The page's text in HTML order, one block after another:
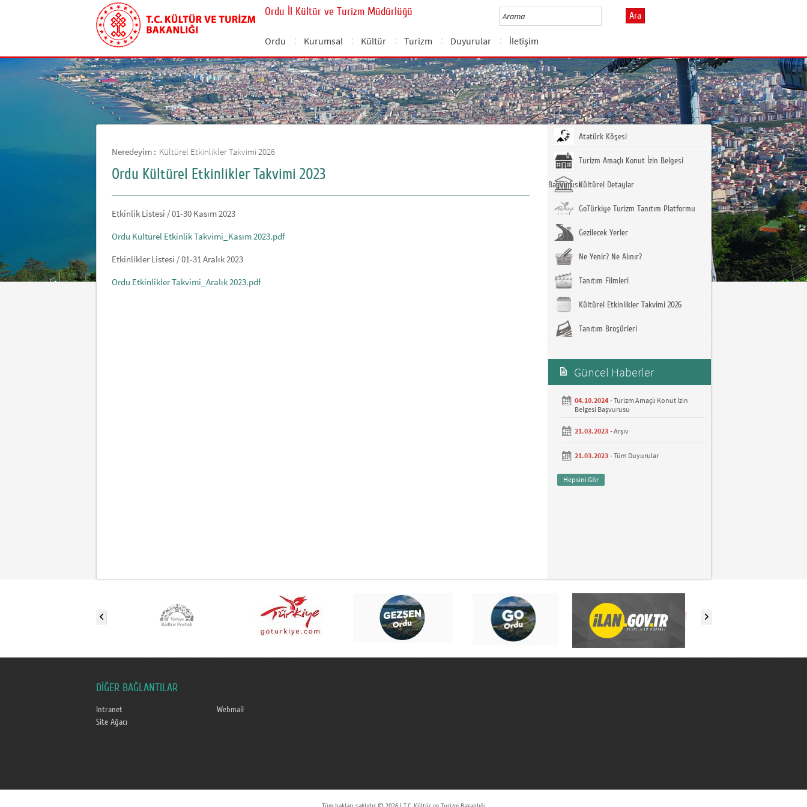
Ordu İl Kültür ve Turizm Müdürlüğü Ara
Ordu Kurumsal Kültür Turizm Duyurular İletişim
Neredeyim : Kültürel Etkinlikler Takvimi 2026
Ordu Kültürel Etkinlikler Takvimi 2023
Etkinlik Listesi / 01-30 Kasım 2023
Ordu Kültürel Etkinlik Takvimi_Kasım 2023.pdf
Etkinlikler Listesi / 01-31 Aralık 2023
Ordu Etkinlikler Takvimi_Aralık 2023.pdf
Atatürk Köşesi
Turizm Amaçlı Konut İzin Belgesi
BaşvurusuKültürel Detaylar
GoTürkiye Turizm Tanıtım Platformu
Gezilecek Yerler
Ne Yenir? Ne Alınır?
Tanıtım Filmleri
Kültürel Etkinlikler Takvimi 2026
Tanıtım Broşürleri
Güncel Haberler
04.10.2024 -Turizm Amaçlı Konut İzin
Belgesi Başvurusu
21.03.2023 -Arşiv
21.03.2023 -Tüm Duyurular
Hepsini Gör
DİĞER BAĞLANTILAR
Intranet
Webmail
Site Ağacı